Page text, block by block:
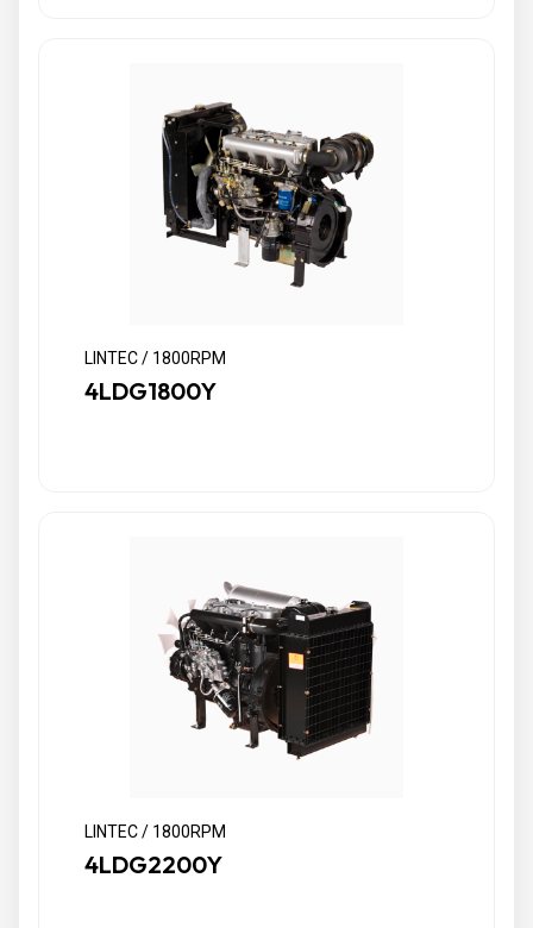
LINTEC / 1800RPM
4LDG1800Y
LINTEC / 1800RPM
4LDG2200Y